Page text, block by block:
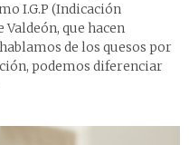
I.G.P (Indicación
que hacen
de los quesos por
podemos diferenciar